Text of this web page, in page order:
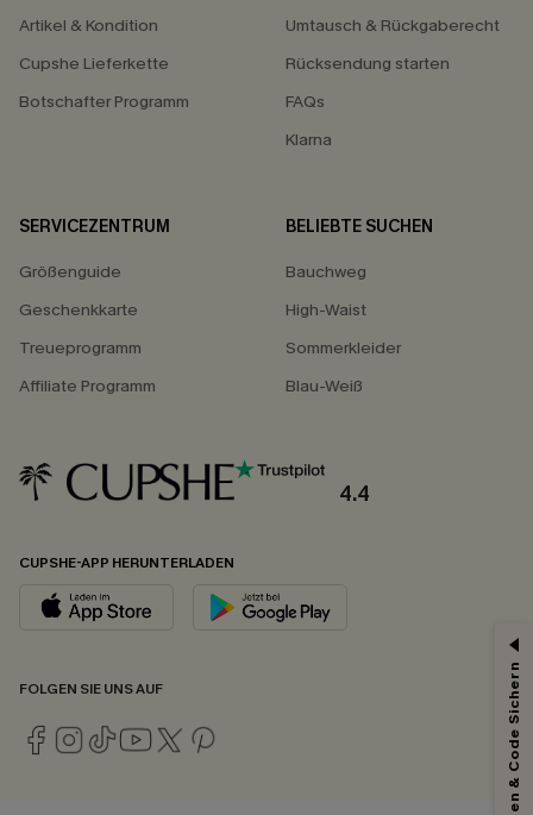
Artikel & Kondition
Cupshe Lieferkette
Botschafter Programm
Umtausch & Rückgaberecht
Rücksendung starten
FAQs
Klarna
SERVICEZENTRUM
Größenguide
Geschenkkarte
Treueprogramm
Affiliate Programm
BELIEBTE SUCHEN
Bauchweg
High-Waist
Sommerkleider
Blau-Weiß
4.4
CUPSHE-APP HERUNTERLADEN
FOLGEN SIE UNS AUF